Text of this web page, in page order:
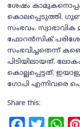
ശേഷം കാമുകനൊപ്പം
കൊലപ്പെടുത്തി.
സംഭവം.
ഫോറന്‍സിക്
സംഭവിച്ചതെന്ന്
പിടിയിലായത്.
കൊല്ലപ്പെട്ടത്.
ഗോപി എന്നിവരെ
Share this: